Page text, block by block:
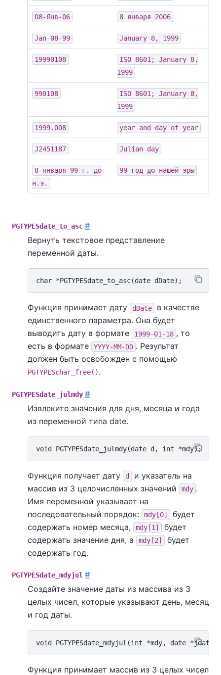
08-Янв-06 8 января 2006
Jan-08-99 January 8, 1999
19990108
ISO 8601; January 8,
1999
990108
ISO 8601; January 8,
1999
1999.008 year and day of year
J2451187 Julian day
8 января 99 г. до
н.э.
99 год до нашей эры
PGTYPESdate_to_asc #
Вернуть текстовое представление
переменной даты.
Функция принимает дату dDate
в качестве
единственного параметра. Она будет
выводить дату в формате
1999-01-18 , то
есть в формате
YYYY-MM-DD . Результат
должен быть освобожден с помощью
PGTYPESchar_free().
PGTYPESdate_julmdy #
Извлеките значения для дня, месяца и года
из переменной типа date.
Функция получает дату d
и указатель на
массив из 3 целочисленных значений
mdy .
Имя переменной указывает на
последовательный порядок:
mdy[0]
будет
содержать номер месяца,
mdy[1]
будет
содержать значение дня, а
mdy[2]
будет
содержать год.
PGTYPESdate_mdyjul #
Создайте значение даты из массива из 3
целых чисел, которые указывают день, месяц
и год даты.
Функция принимает массив из 3 целых чисел